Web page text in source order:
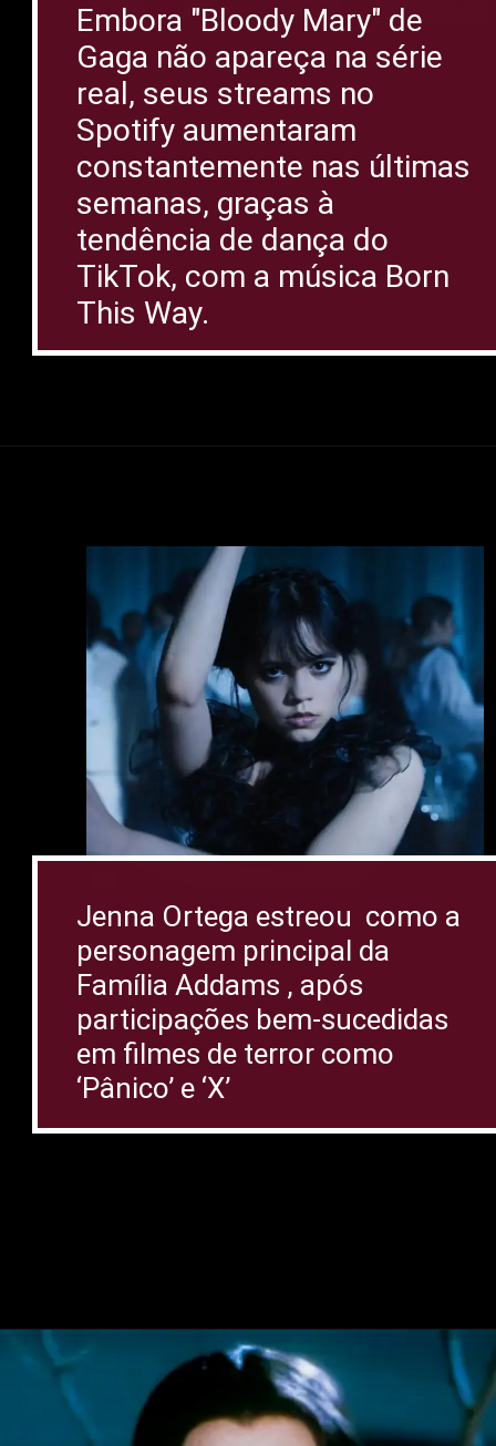
Embora "Bloody Mary" de
Gaga não apareça na série
real, seus streams no
Spotify aumentaram
constantemente nas últimas
semanas, graças à
tendência de dança do
TikTok, com a música Born
This Way.
Jenna Ortega estreou como a
personagem principal da
Família Addams , após
participações bem-sucedidas
em filmes de terror como
‘Pânico’ e ‘X’